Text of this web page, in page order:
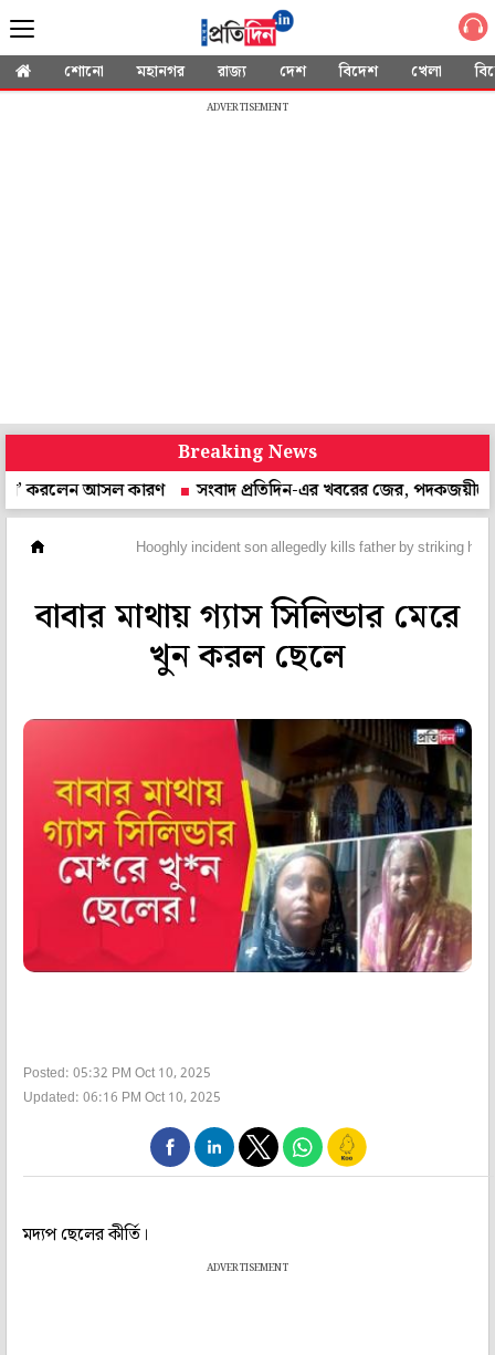
শোনো মহানগর রাজ্য দেশ বিদেশ খেলা
ADVERTISEMENT
Breaking News
আসল কারণ
সংবাদ প্রতিদিন-এর খবরের জের, পদকজয়ীদের
Hooghly incident son allegedly kills father by striking
বাবার মাথায় গ্যাস সিলিন্ডার মেরে
খুন করল ছেলে
Posted: 05:32 PM Oct 10, 2025
Updated: 06:16 PM Oct 10, 2025
মদ্যপ ছেলের কীর্তি।
ADVERTISEMENT